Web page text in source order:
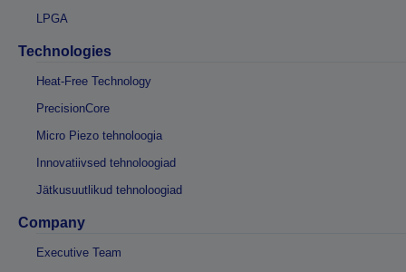
LPGA
Technologies
Heat-Free Technology
PrecisionCore
Micro Piezo tehnoloogia
Innovatiivsed tehnoloogiad
Jätkusuutlikud tehnoloogiad
Company
Executive Team